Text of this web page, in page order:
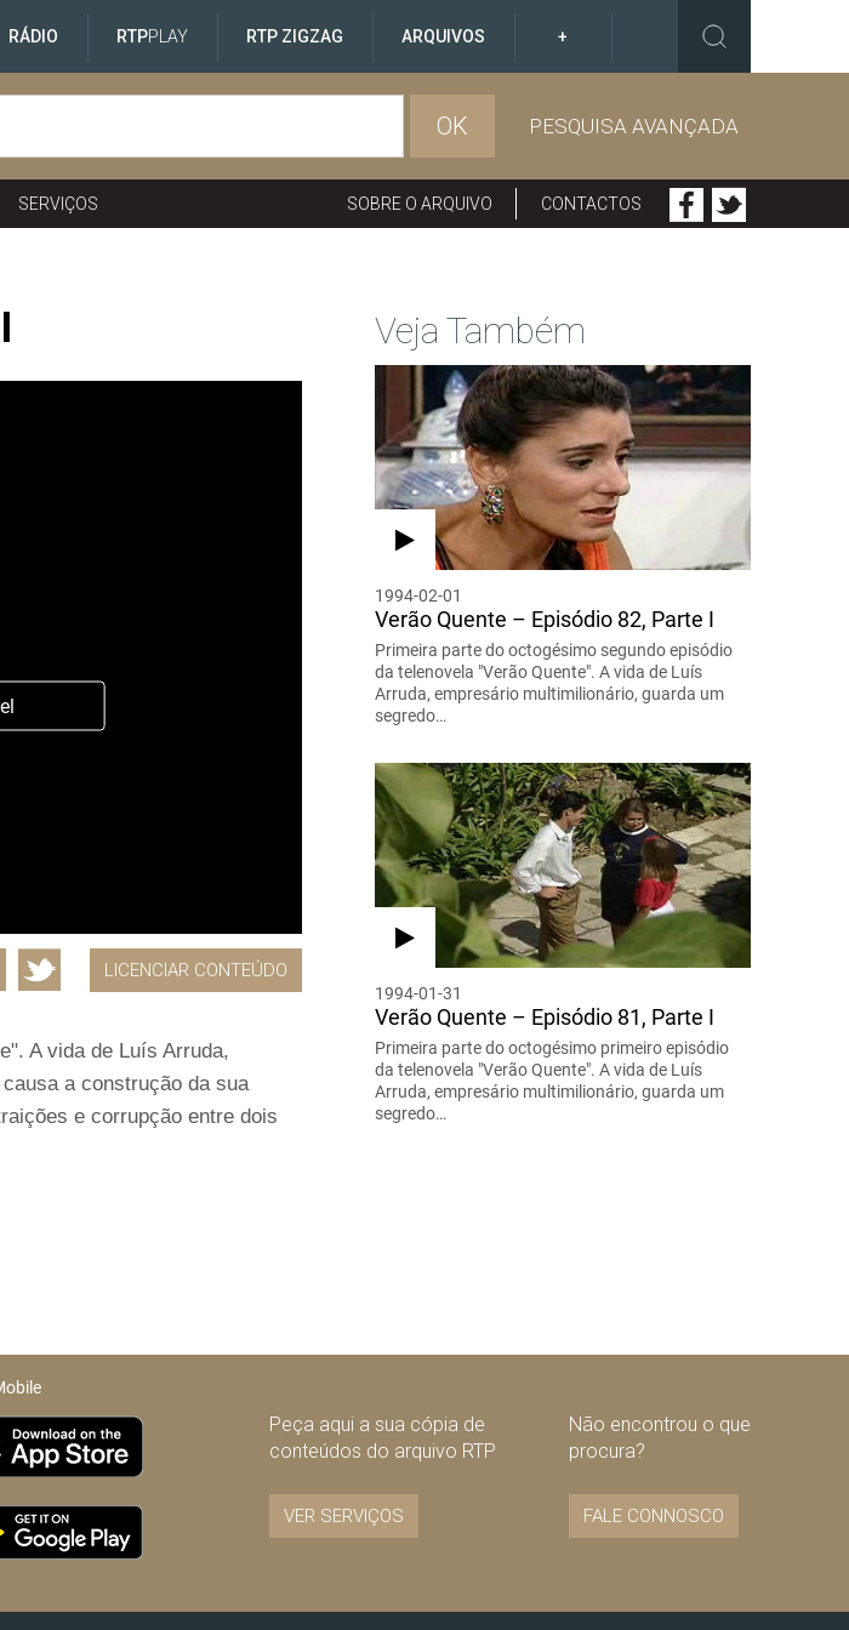
RÁDIO RTPPLAY RTP ZIGZAG ARQUIVOS +
OK PESQUISA AVANÇADA
SERVIÇOS SOBRE O ARQUIVO CONTACTOS
LICENCIAR CONTEÚDO
A vida de Luís Arruda,
a construção da sua
e corrupção entre dois
Veja Também
1994-02-01
Verão Quente – Episódio 82, Parte I
Primeira parte do octogésimo segundo episódio
da telenovela "Verão Quente". A vida de Luís
Arruda, empresário multimilionário, guarda um
segredo…
1994-01-31
Verão Quente – Episódio 81, Parte I
Primeira parte do octogésimo primeiro episódio
da telenovela "Verão Quente". A vida de Luís
Arruda, empresário multimilionário, guarda um
segredo…
Peça aqui a sua cópia de
conteúdos do arquivo RTP
VER SERVIÇOS
Não encontrou o que
procura?
FALE CONNOSCO